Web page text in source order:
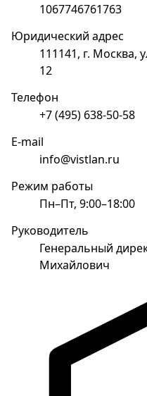
1067746761763
Юридический адрес
111141, г. Москва,
12
Телефон
+7 (495) 638-50-58
E-mail
info@vistlan.ru
Режим работы
Пн–Пт, 9:00–18:00
Руководитель
Генеральный
Михайлович